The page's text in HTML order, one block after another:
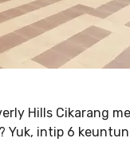
Hills Cikarang
Yuk, intip 6